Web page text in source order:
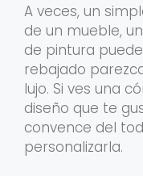
A veces, un
de un mueble,
de pintura
rebajado
lujo. Si ves una
diseño que te
convence del
personalizarla.